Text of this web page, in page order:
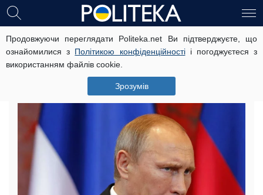
Продовжуючи переглядати Politeka.net Ви підтверджуєте, що
ознайомилися з Політикою конфіденційностіі погоджуєтеся з
використанням файлів cookie.
Зрозумів
Аутизм або затримка в розвитку:
невідома фотографія Путіна
спантеличила мережу